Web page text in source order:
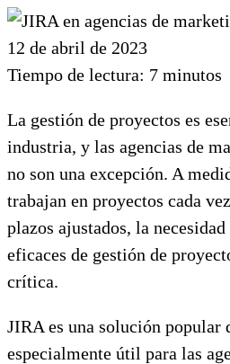
12 de abril de 2023
Tiempo de lectura: 7 minutos
La gestión de proyectos es
industria, y las agencias de
no son una excepción. A
trabajan en proyectos cada
plazos ajustados, la
eficaces de gestión de
crítica.
JIRA es una solución popular
especialmente útil para las